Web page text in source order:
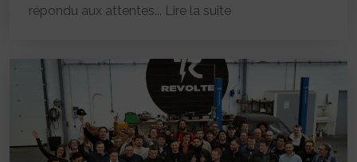
répondu aux attentes... Lire la suite